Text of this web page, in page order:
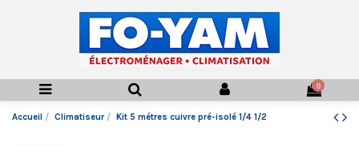
0
Accueil Climatiseur Kit 5 métres cuivre pré-isolé 1/4 1/2